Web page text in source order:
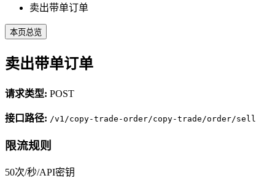
卖出带单订单
本页总览
卖出带单订单
请求类型: POST
接口路径: /v1/copy-trade-order/copy-trade/order/sell
限流规则
50次/秒/API密钥